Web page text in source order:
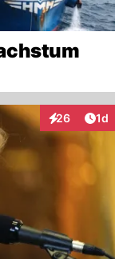
26
Interaktionen
1d